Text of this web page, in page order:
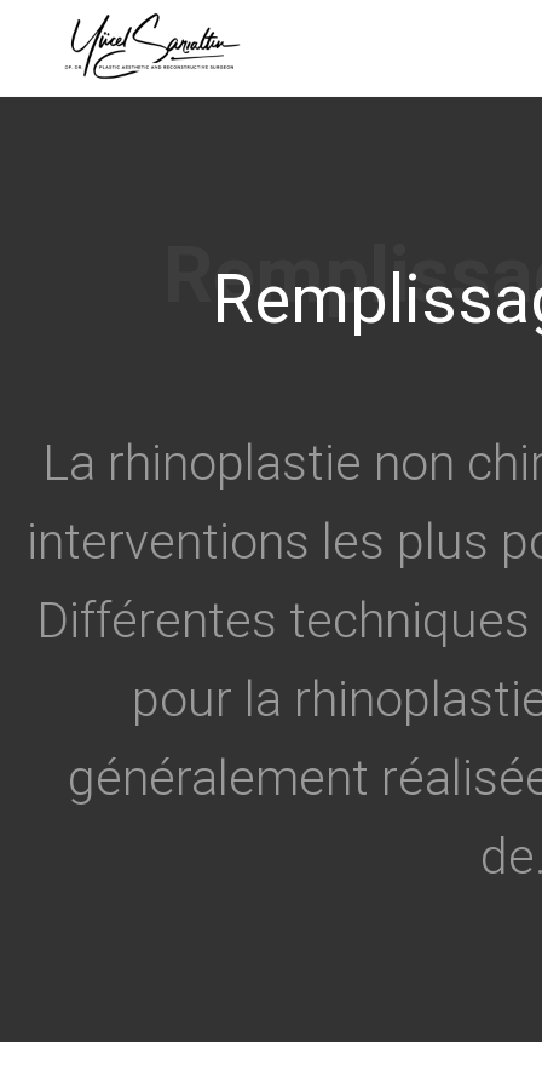
La rhinoplastie non
interventions les plus
Différentes
pour la
généralement